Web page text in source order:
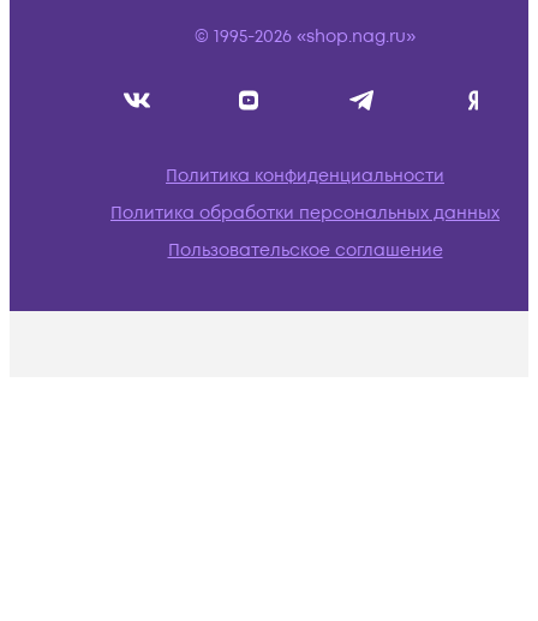
© 1995-2026 «shop.nag.ru»
Политика конфиденциальности
Политика обработки персональных данных
Пользовательское соглашение